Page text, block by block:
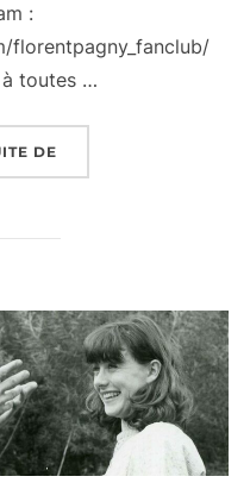
:
florentpagny_fanclub/
à toutes …
DE« GAGNEZ VOS